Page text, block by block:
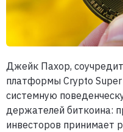
Джейк Пахор,
платформы Crypto Super
системную
держателей биткоина:
инвесторов принимает